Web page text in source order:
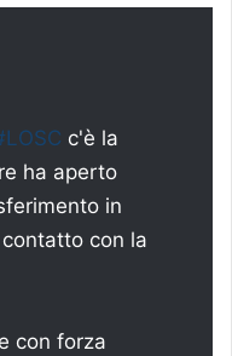
c'è la
ha aperto
in
con la
con forza